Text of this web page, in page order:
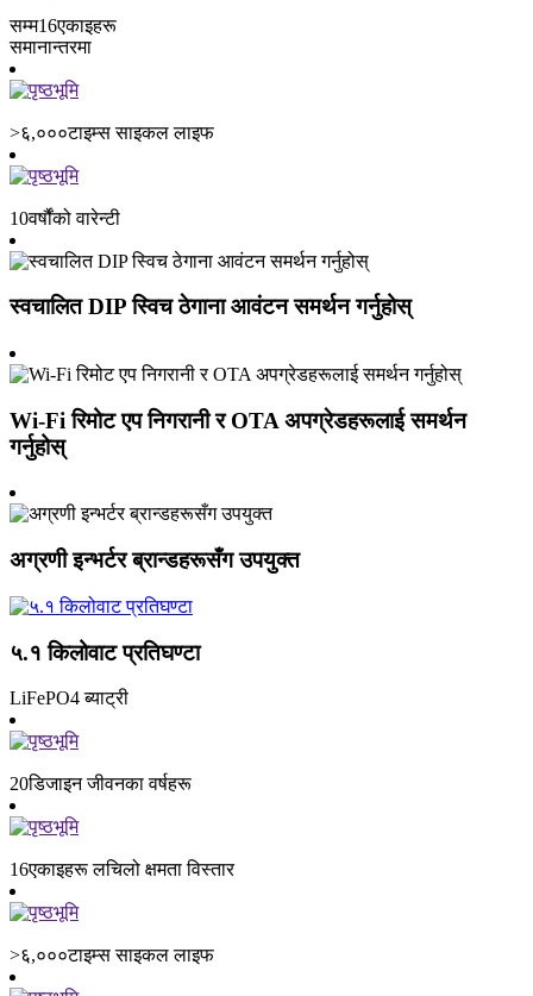
सम्म16एकाइहरू
समानान्तरमा
>६,०००टाइम्स साइकल लाइफ
10वर्षौंको वारेन्टी
स्वचालित DIP स्विच ठेगाना आवंटन समर्थन गर्नुहोस्
Wi-Fi रिमोट एप निगरानी र OTA अपग्रेडहरूलाई समर्थन
गर्नुहोस्
अग्रणी इन्भर्टर ब्रान्डहरूसँग उपयुक्त
५.१ किलोवाट प्रतिघण्टा
LiFePO4 ब्याट्री
20डिजाइन जीवनका वर्षहरू
16एकाइहरू लचिलो क्षमता विस्तार
>६,०००टाइम्स साइकल लाइफ